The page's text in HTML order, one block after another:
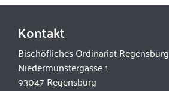
Kontakt
Bischöfliches Ordinariat Regensburg
Niedermünstergasse 1
93047 Regensburg